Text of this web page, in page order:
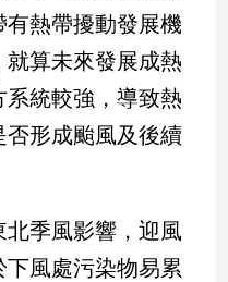
熱帶擾動發展機
算未來發展成熱
統較強，導致熱
否形成颱風及後續
季風影響，迎風
風處污染物易累